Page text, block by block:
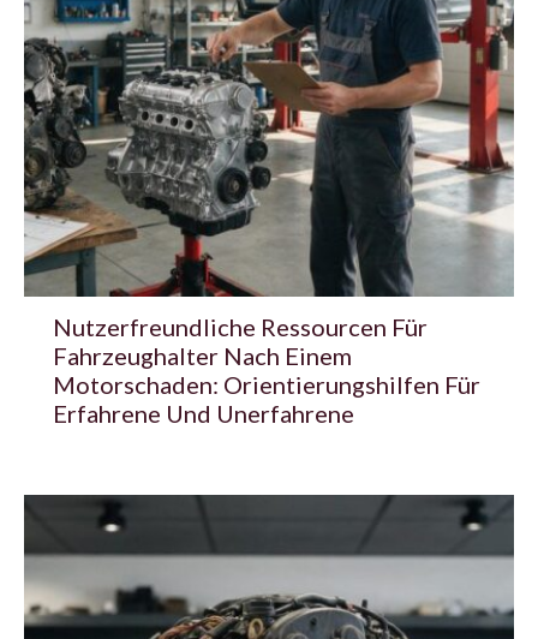
Nutzerfreundliche Ressourcen Für
Fahrzeughalter Nach Einem
Motorschaden: Orientierungshilfen Für
Erfahrene Und Unerfahrene